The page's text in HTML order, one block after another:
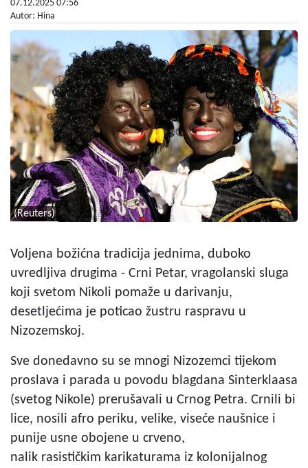
07.12.2025 07:56
Autor: Hina
(Reuters)
Voljena božićna tradicija jednima, duboko
uvredljiva drugima - Crni Petar, vragolanski sluga
koji svetom Nikoli pomaže u darivanju,
desetljećima je poticao žustru raspravu u
Nizozemskoj.
Sve donedavno su se mnogi Nizozemci tijekom
proslava i parada u povodu blagdana Sinterklaasa
(svetog Nikole) prerušavali u Crnog Petra. Crnili bi
lice, nosili afro periku, velike, viseće naušnice i
punije usne obojene u crveno,
nalik rasističkim karikaturama iz kolonijalnog